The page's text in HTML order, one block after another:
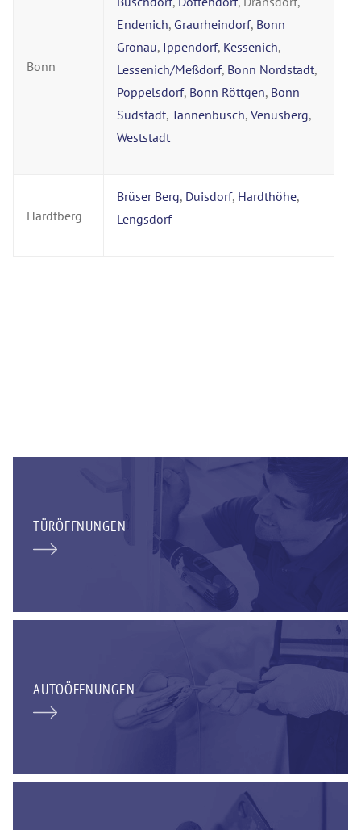
Bonn
Endenich, Graurheindorf, Bonn
Gronau, Ippendorf, Kessenich,
Lessenich/Meßdorf, Bonn Nordstadt,
Poppelsdorf, Bonn Röttgen, Bonn
Südstadt, Tannenbusch, Venusberg,
Weststadt
Hardtberg
Brüser Berg, Duisdorf, Hardthöhe,
Lengsdorf
TÜRÖFFNUNGEN
AUTOÖFFNUNGEN